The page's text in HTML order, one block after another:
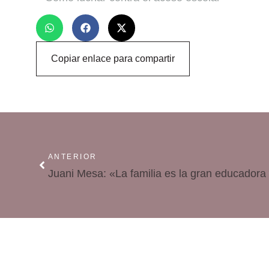
Copiar enlace para compartir
ANTERIOR